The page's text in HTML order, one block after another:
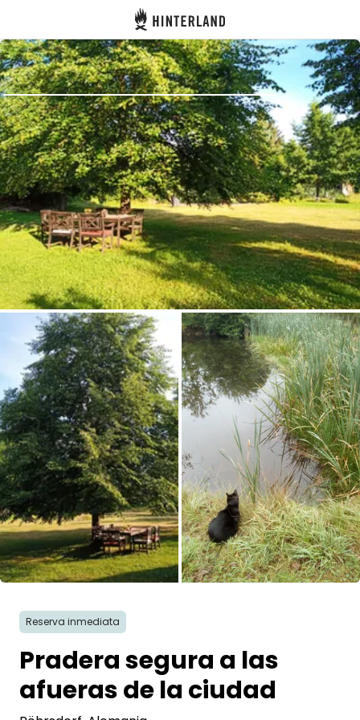
Hinterland
Iniciar sesión
Registrarse
Conviértete en anfitrión
Parcelas
Alojamientos
Rutas
Pregunta Howdy
Inspiración fotográfica
Consejos e inspiración
Historias
Cupones
Tienda
Contacto
Select language
Reserva inmediata
Pradera segura a las
afueras de la ciudad